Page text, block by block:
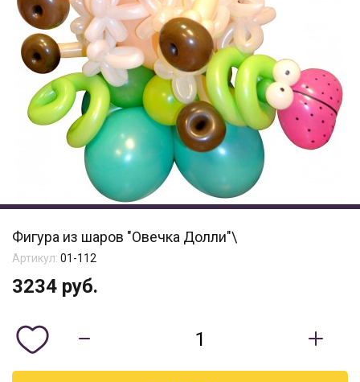
Фигура из шаров "Овечка Долли"\
Артикул: 01-112
3234 руб.